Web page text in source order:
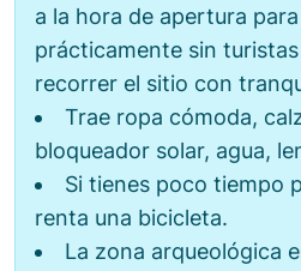
a la hora de apertura
prácticamente sin
recorrer el sitio con
Trae ropa cómoda,
bloqueador solar, agua,
Si tienes poco tiempo
renta una bicicleta.
La zona arqueológica